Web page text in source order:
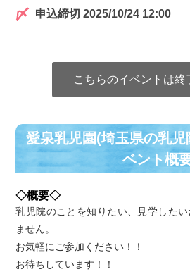
申込締切 2025/10/24 12:00
こちらのイベントは終
愛泉乳児園(埼玉県の乳児
ベント概
◇概要◇
乳児院のことを知りたい、見学した
ません。
お気軽にご参加ください！！
お待ちしています！！